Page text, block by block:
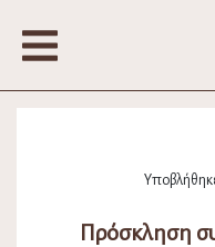
Πρόσκληση